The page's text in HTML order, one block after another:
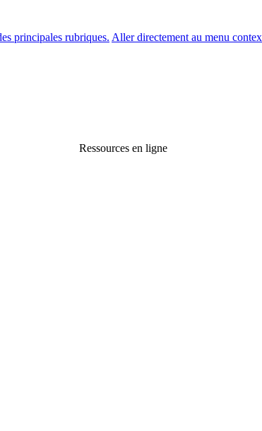
principales rubriques. Aller directement au menu
Ressources en ligne